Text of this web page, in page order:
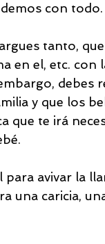
con todo.
tanto,
en el, etc. con
debes
y que los
que te irá
avivar la
una caricia,